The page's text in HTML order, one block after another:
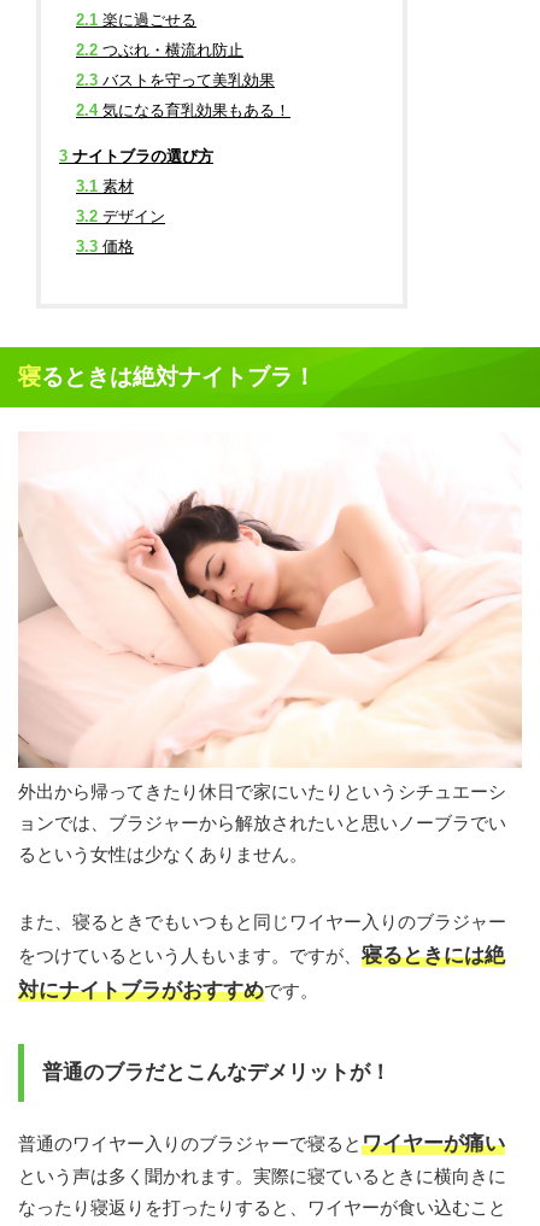
2.1 楽に過ごせる
2.2 つぶれ・横流れ防止
2.3 バストを守って美乳効果
2.4気になる育乳効果もある！
3 ナイトブラの選び方
3.1 素材
3.2 デザイン
3.3 価格
寝るときは絶対ナイトブラ！
外出から帰ってきたり休日で家にいたりというシチュエーシ
ョンでは、ブラジャーから解放されたいと思いノーブラでい
るという女性は少なくありません。
また、寝るときでもいつもと同じワイヤー入りのブラジャー
をつけているという人もいます。ですが、 寝るときには絶
対にナイトブラがおすすめです。
普通のブラだとこんなデメリットが！
普通のワイヤー入りのブラジャーで寝るとワイヤーが痛い
という声は多く聞かれます。実際に寝ているときに横向きに
なったり寝返りを打ったりすると、ワイヤーが食い込むこと